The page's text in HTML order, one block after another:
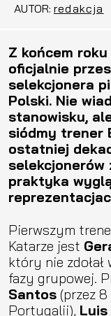
AUTOR: redakcja
Z końcem
oficjalnie
selekcjonera
Polski. Nie
stanowisku,
siódmy trener
ostatniej
praktyka
Pierwszym
Katarze jest
który nie
fazy grupowej.
Santos (przez
Portugalii), Luis